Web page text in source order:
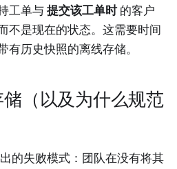
工单与提交该工单时的客户
不是现在的状态。这需要时间
有历史快照的离线存储。
（以及为什么规范
的失败模式：团队在没有将其